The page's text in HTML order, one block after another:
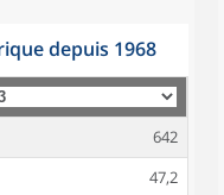
depuis 1968
642
47,2